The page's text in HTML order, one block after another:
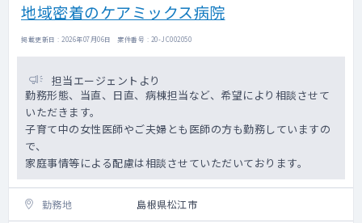
地域密着のケアミックス病院
掲載更新日 : 2026年07月06日 案件番号 : 20-JC002050
担当エージェントより
勤務形態、当直、日直、病棟担当など、希望により相談させて
いただきます。
子育て中の女性医師やご夫婦とも医師の方も勤務していますの
で、
家庭事情等による配慮は相談させていただいております。
勤務地 島根県松江市